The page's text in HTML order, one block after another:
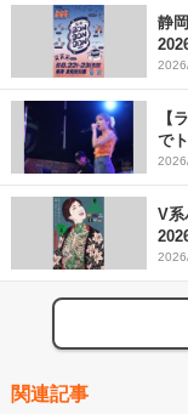
静
メ×
【
で
V系
組
関連記事